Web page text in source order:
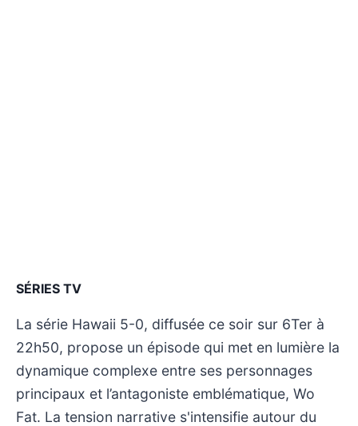
SÉRIES TV
La série Hawaii 5-0, diffusée ce soir sur 6Ter à
22h50, propose un épisode qui met en lumière la
dynamique complexe entre ses personnages
principaux et l’antagoniste emblématique, Wo
Fat. La tension narrative s'intensifie autour du